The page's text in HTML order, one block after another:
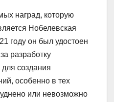
наград, которую
Нобелевская
году он был удостоен
разработку
создания
особенно в тех
или невозможно